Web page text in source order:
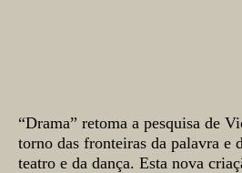
Sinopse
“Drama” retoma a pesquisa de
torno das fronteiras da palavra e
teatro e da dança. Esta nova